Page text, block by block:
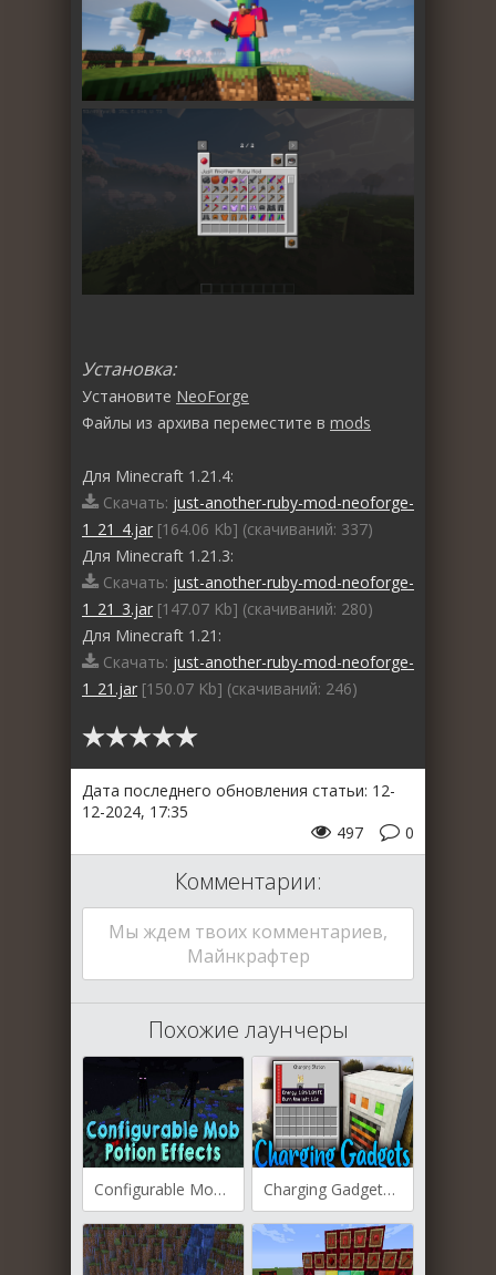
Установка:
Установите NeoForge
Файлы из архива переместите в mods
Для Minecraft 1.21.4:
Скачать: just-another-ruby-mod-neoforge-
1_21_4.jar [164.06 Kb] (cкачиваний: 337)
Для Minecraft 1.21.3:
Скачать: just-another-ruby-mod-neoforge-
1_21_3.jar [147.07 Kb] (cкачиваний: 280)
Для Minecraft 1.21:
Скачать: just-another-ruby-mod-neoforge-
1_21.jar [150.07 Kb] (cкачиваний: 246)
Дата последнего обновления статьи: 12-
12-2024, 17:35
0
497
Комментарии:
Мы ждем твоих комментариев,
Майнкрафтер
Похожие лаунчеры
Configurable Mob Potion Effects для Майнкрафт [1.21.4, 1.21.3, 1.21.1] Charging Gadgets для Майнкрафт [1.21.1, 1.21, 1.20.6]